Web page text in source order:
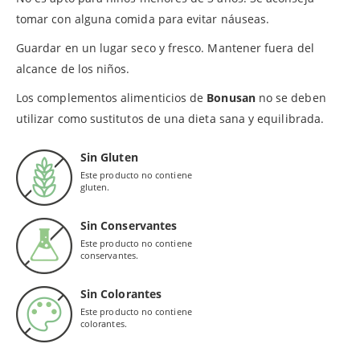
tomar con alguna comida para evitar náuseas.
Guardar en un lugar seco y fresco. Mantener fuera del
alcance de los niños.
Los complementos alimenticios de Bonusanno se deben
utilizar como sustitutos de una dieta sana y equilibrada.
Sin Gluten
Este producto no contiene
gluten.
Sin Conservantes
Este producto no contiene
conservantes.
Sin Colorantes
Este producto no contiene
colorantes.